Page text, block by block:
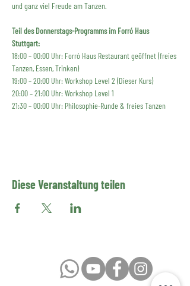
und ganz viel Freude am Tanzen.
Teil des Donnerstags-Programms im Forró Haus
Stuttgart:
18:00 – 00:00 Uhr: Forró Haus Restaurant geöffnet (freies
Tanzen, Essen, Trinken)
19:00 – 20:00 Uhr: Workshop Level 2 (Dieser Kurs)
20:00 – 21:00 Uhr: Workshop Level 1
21:30 – 00:00 Uhr: Philosophie-Runde & freies Tanzen
Diese Veranstaltung teilen